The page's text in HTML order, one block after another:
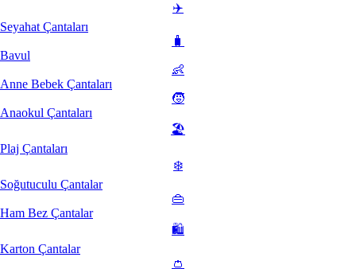
✈️
Seyahat Çantaları
🧳
Bavul
👶
Anne Bebek Çantaları
🧒
Anaokul Çantaları
🏖️
Plaj Çantaları
❄️
Soğutuculu Çantalar
👜
Ham Bez Çantalar
🛍️
Karton Çantalar
👛